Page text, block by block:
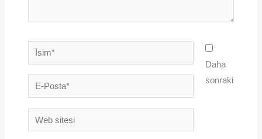
İsim*
E-
Posta*
Web
sitesi
Daha
sonraki